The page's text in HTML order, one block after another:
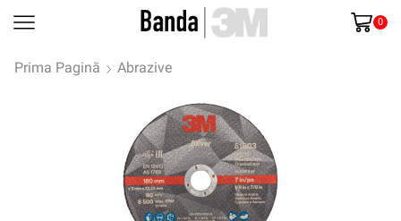
0
Prima Pagină Abrazive